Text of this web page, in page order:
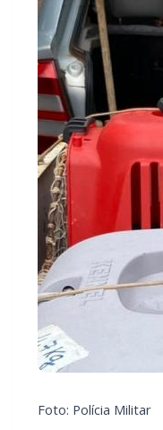
Foto: Polícia Militar